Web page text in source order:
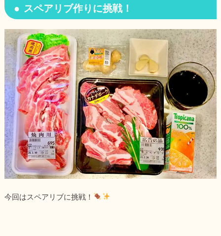
スペアリブ作りに挑戦！
今回はスペアリブに挑戦！